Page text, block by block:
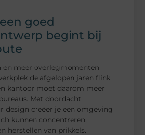
goed
begint bij
en meer overlegmomenten
de afgelopen jaren flink
kantoor moet daarom meer
Met doordacht
design creëer je een omgeving
kunnen concentreren,
herstellen van prikkels.